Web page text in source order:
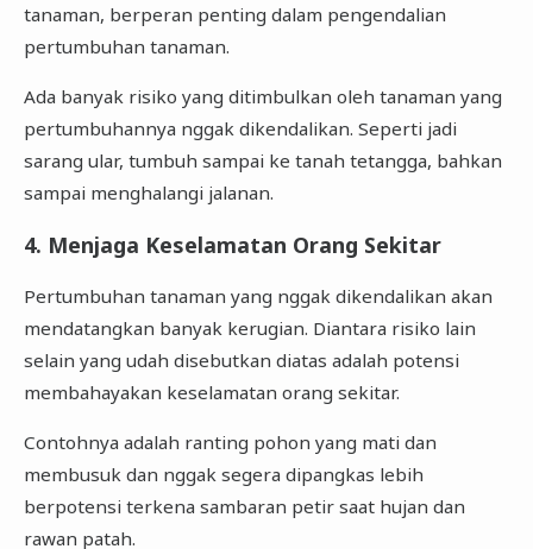
tanaman, berperan penting dalam pengendalian
pertumbuhan tanaman.
Ada banyak risiko yang ditimbulkan oleh tanaman yang
pertumbuhannya nggak dikendalikan. Seperti jadi
sarang ular, tumbuh sampai ke tanah tetangga, bahkan
sampai menghalangi jalanan.
4. Menjaga Keselamatan Orang Sekitar
Pertumbuhan tanaman yang nggak dikendalikan akan
mendatangkan banyak kerugian. Diantara risiko lain
selain yang udah disebutkan diatas adalah potensi
membahayakan keselamatan orang sekitar.
Contohnya adalah ranting pohon yang mati dan
membusuk dan nggak segera dipangkas lebih
berpotensi terkena sambaran petir saat hujan dan
rawan patah.